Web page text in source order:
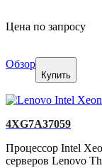
Цена по запросу
Обзор
Купить
4XG7A37059
Процессор Intel
серверов Lenovo